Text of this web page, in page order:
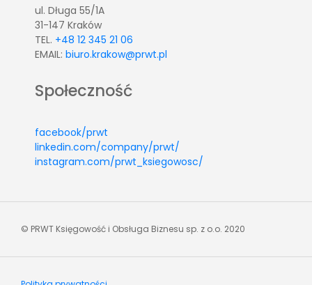
ul. Długa 55/1A
31-147 Kraków
TEL. +48 12 345 21 06
EMAIL: biuro.krakow@prwt.pl
Społeczność
facebook/prwt
linkedin.com/company/prwt/
instagram.com/prwt_ksiegowosc/
© PRWT Księgowość i Obsługa Biznesu sp. z o.o. 2020